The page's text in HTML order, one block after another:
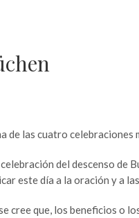
de las cuatro
del descenso de
este día a la oración y a
cree que, los beneficios o